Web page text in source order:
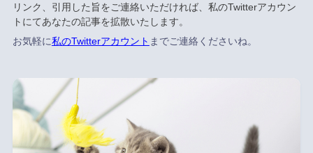
リンク、引用した旨をご連絡いただければ、私のTwitterアカウン
トにてあなたの記事を拡散いたします。
お気軽に私のTwitterアカウント までご連絡くださいね。